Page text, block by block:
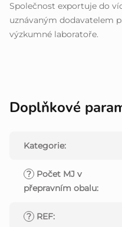
Společnost exportuje do
uznávaným dodavatelem
výzkumné laboratoře.
Doplňkové
Kategorie:
? Počet MJ v
přepravním obalu:
? REF: